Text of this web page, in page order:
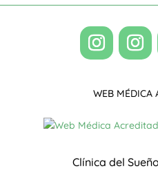
WEB MÉDICA
Clínica del